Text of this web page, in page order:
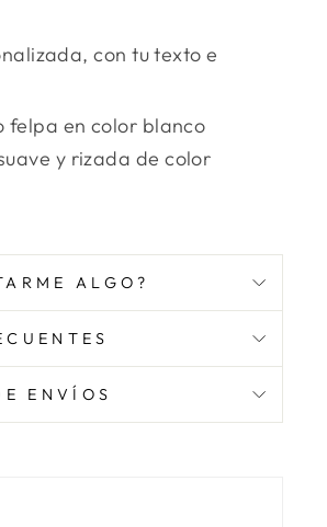
con tu texto e
felpa en color blanco
y rizada de color
ALGO?
ENVÍOS